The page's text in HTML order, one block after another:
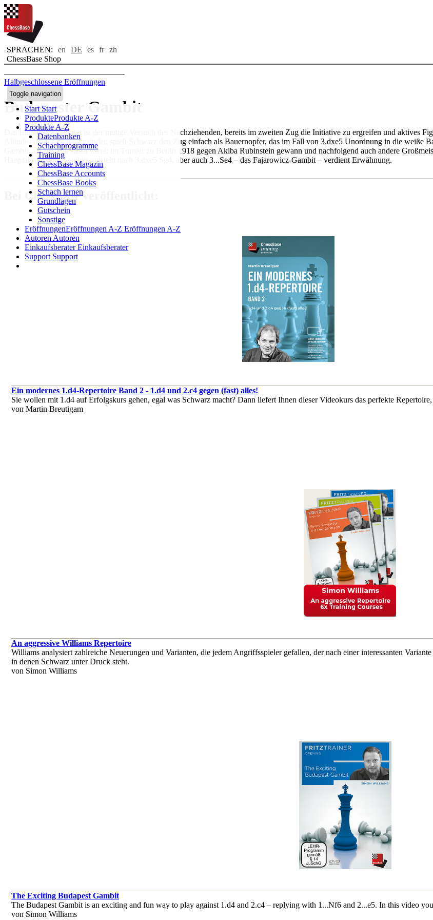
SPRACHEN: en DE es fr zh
ChessBase Shop
Toggle navigation
Start Start
ProdukteProdukte A-Z
Produkte A-Z
Datenbanken
Schachprogramme
Training
ChessBase Magazin
ChessBase Accounts
ChessBase Books
Schach lernen
Grundlagen
Gutschein
Sonstige
EröffnungenEröffnungen A-Z Eröffnungen A-Z
Autoren Autoren
EinkaufsberaterEinkaufsberater
Support Support
Halbgeschlossene Eröffnungen
Budapester Gambit
Das Budapester Gambit ist der mutige Versuch des Nachziehenden, bereits im zweiten Zug die Initiative zu ergreifen und aktives
Altindisch oder im Königsinder, spielt Schwarz den Zug einfach als Bauernopfer, das im Fall von 3.dxe5 Unordnung in die weiße
Gambit, als Milan Vidmar damit im Turnier zu Berlin 1918 gegen Akiba Rubinstein gewann und nachfolgend auch andere
Hauptabspiel des Gambits entsteht nach 3.dxe5 Sg4, aber auch 3...Se4 – das Fajarowicz-Gambit – verdient Erwähnung.
Bei ChessBase veröffentlicht:
Ein modernes 1.d4-Repertoire Band 2 - 1.d4 und 2.c4 gegen (fast) alles!
Sie wollen mit 1.d4 auf Erfolgskurs gehen, egal was Schwarz macht? Dann liefert Ihnen dieser Videokurs das perfekte
von Martin Breutigam
An aggressive Williams Repertoire
Williams analysiert zahlreiche Neuerungen und Varianten, die jedem Angriffsspieler gefallen, der nach einer interessanten
in denen Schwarz unter Druck steht.
von Simon Williams
The Exciting Budapest Gambit
The Budapest Gambit is an exciting and fun way to play against 1.d4 and 2.c4 – replying with 1...Nf6 and 2...e5. In this video
von Simon Williams